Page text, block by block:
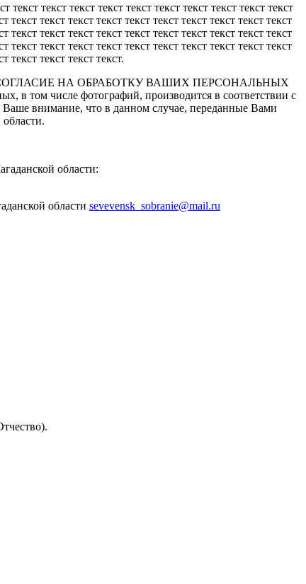
текст текст текст текст текст текст текст текст текст текст
текст текст текст текст текст текст текст текст текст текст
текст текст текст текст текст текст текст текст текст текст
текст текст текст текст текст текст текст текст текст текст
текст текст текст текст.
НА ОБРАБОТКУ ВАШИХ ПЕРСОНАЛЬНЫХ
в том числе фотографий, производится в соответствии с
внимание, что в данном случае, переданные Вами
области:
области sevevensk_sobranie@mail.ru